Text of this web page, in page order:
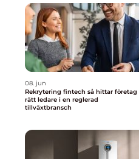
08. jun
Rekrytering fintech så hittar företag
rätt ledare i en reglerad
tillväxtbransch